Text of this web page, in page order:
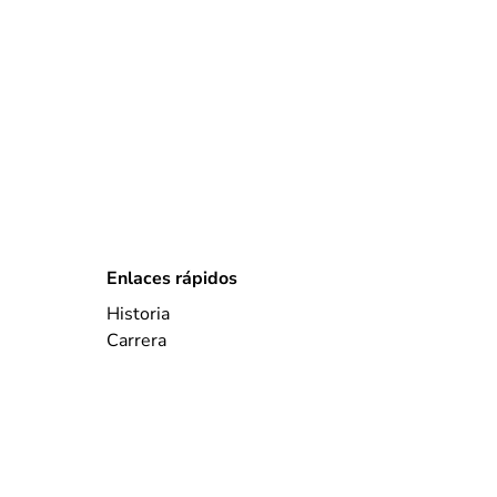
Enlaces rápidos
Historia
Carrera